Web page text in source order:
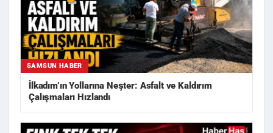
SAMSUN HABER
İlkadım’ın Yollarına Neşter: Asfalt ve Kaldırım
Çalışmaları Hızlandı